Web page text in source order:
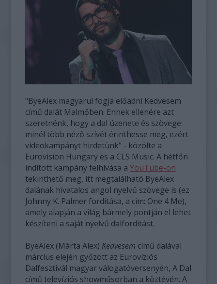
"ByeAlex magyarul fogja előadni Kedvesem
című dalát Malmőben. Ennek ellenére azt
szeretnénk, hogy a dal üzenete és szövege
minél több néző szívét érinthesse meg, ezért
videokampányt hirdetünk" - közölte a
Eurovision Hungary és a CLS Music. A hétfőn
indított kampány felhívása aYouTube-on
tekinthető meg, itt megtalálható ByeAlex
dalának hivatalos angol nyelvű szövege is (ez
Johnny K. Palmer fordítása, a cím: One 4 Me),
amely alapján a világ bármely pontján el lehet
készíteni a saját nyelvű dalfordítást.
ByeAlex (Márta Alex) Kedvesem című dalával
március elején győzött az Eurovíziós
Dalfesztivál magyar válogatóversenyén, A Dal
című televíziós showműsorban a köztévén. A